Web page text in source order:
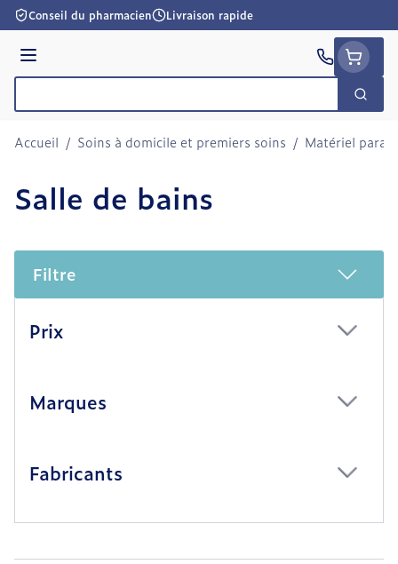
Aller au contenu
Conseil du pharmacien Livraison rapide
Menu
Accueil / Soins à domicile et premiers soins / Matériel
Salle de bains
Filtre
Prix
Marques
Fabricants